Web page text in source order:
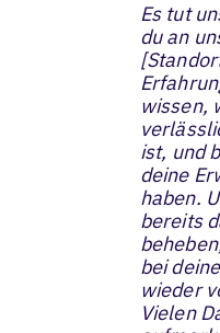
Es tut
du an
wissen,
ist, und
deine
haben.
bereits
bei
wieder
Vielen